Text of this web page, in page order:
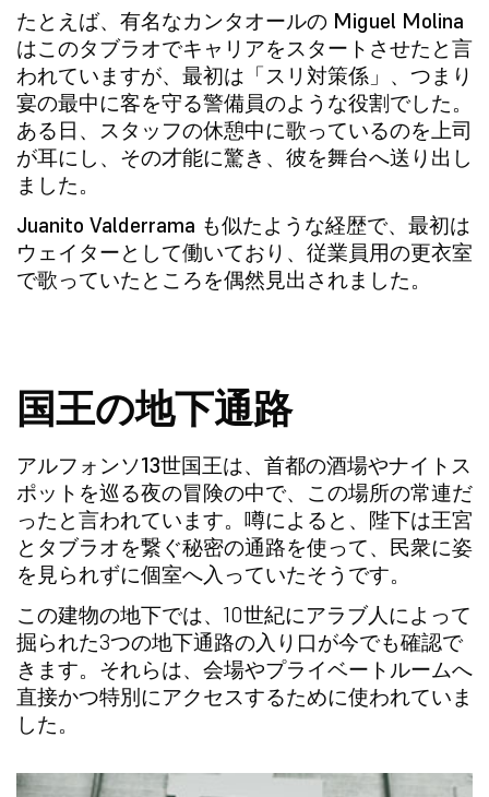
たとえば、有名なカンタオールの Miguel Molina
はこのタブラオでキャリアをスタートさせたと言
われていますが、最初は「スリ対策係」、つまり
宴の最中に客を守る警備員のような役割でした。
ある日、スタッフの休憩中に歌っているのを上司
が耳にし、その才能に驚き、彼を舞台へ送り出し
ました。
Juanito Valderrama も似たような経歴で、最初は
ウェイターとして働いており、従業員用の更衣室
で歌っていたところを偶然見出されました。
国王の地下通路
アルフォンソ13世国王は、首都の酒場やナイトス
ポットを巡る夜の冒険の中で、この場所の常連だ
ったと言われています。噂によると、陛下は王宮
とタブラオを繋ぐ秘密の通路を使って、民衆に姿
を見られずに個室へ入っていたそうです。
この建物の地下では、10世紀にアラブ人によって
掘られた3つの地下通路の入り口が今でも確認で
きます。それらは、会場やプライベートルームへ
直接かつ特別にアクセスするために使われていま
した。